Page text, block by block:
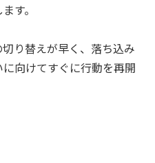
す。
り替えが早く、落ち込み
向けてすぐに行動を再開